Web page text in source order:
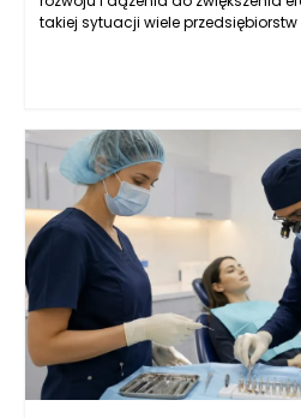
takiej sytuacji wiele
realizacji ambitnych planów. Przy
zakup nieruchomości. Warto
możliwości związane są z tym
świadomą decyzję.